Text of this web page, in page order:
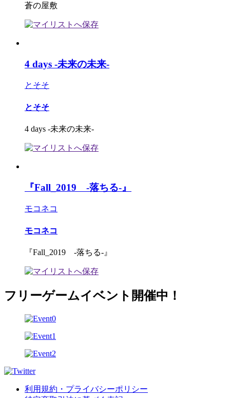
蒼の屋敷
4 days -未来の未来-
とそそ
とそそ
4 days -未来の未来-
『Fall_2019 -落ちる-』
モコネコ
モコネコ
『Fall_2019 -落ちる-』
フリーゲームイベント開催中！
利用規約・プライバシーポリシー